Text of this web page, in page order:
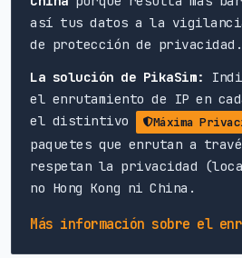
así tus datos a la
de protección de privacidad.
La solución de PikaSim:
el enrutamiento de IP en
el distintivo
Máxima
paquetes que enrutan a
respetan la privacidad
no Hong Kong ni China.
Más información sobre el